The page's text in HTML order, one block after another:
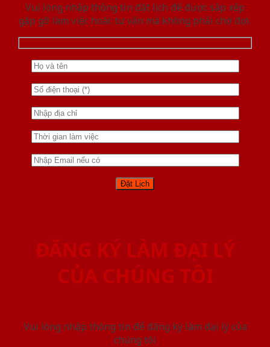
Vui lòng nhập thông tin đặt lịch để được sắp xếp
gặp gỡ làm việc hoăc tư vấn mà không phải chờ đợi.
ĐĂNG KÝ LÀM ĐẠI LÝ
CỦA CHÚNG TÔI
Vui lòng nhập thông tin để đăng ký làm đại lý của
chúng tôi